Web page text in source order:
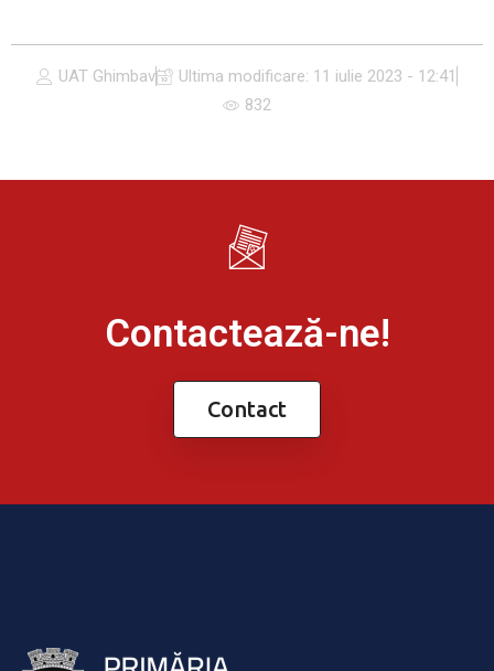
UAT Ghimbav Ultima modificare: 11 iulie 2023 - 12:41
832
Contactează-ne!
Contact